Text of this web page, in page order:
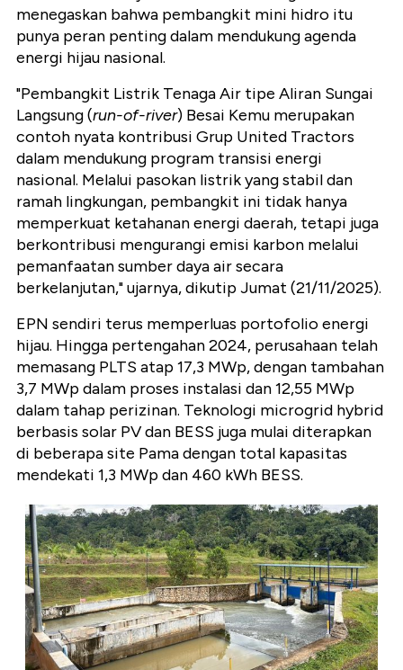
menegaskan bahwa pembangkit mini hidro itu
punya peran penting dalam mendukung agenda
energi hijau nasional.
"Pembangkit Listrik Tenaga Air tipe Aliran Sungai
Langsung (run-of-river) Besai Kemu merupakan
contoh nyata kontribusi Grup United Tractors
dalam mendukung program transisi energi
nasional. Melalui pasokan listrik yang stabil dan
ramah lingkungan, pembangkit ini tidak hanya
memperkuat ketahanan energi daerah, tetapi juga
berkontribusi mengurangi emisi karbon melalui
pemanfaatan sumber daya air secara
berkelanjutan," ujarnya, dikutip Jumat (21/11/2025).
EPN sendiri terus memperluas portofolio energi
hijau. Hingga pertengahan 2024, perusahaan telah
memasang PLTS atap 17,3 MWp, dengan tambahan
3,7 MWp dalam proses instalasi dan 12,55 MWp
dalam tahap perizinan. Teknologi microgrid hybrid
berbasis solar PV dan BESS juga mulai diterapkan
di beberapa site Pama dengan total kapasitas
mendekati 1,3 MWp dan 460 kWh BESS.